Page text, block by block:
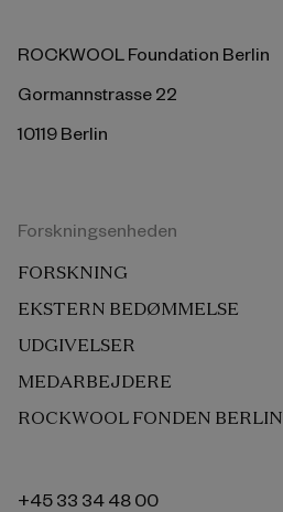
ROCKWOOL Foundation Berlin
Gormannstrasse 22
10119 Berlin
Forskningsenheden
FORSKNING
EKSTERN BEDØMMELSE
UDGIVELSER
MEDARBEJDERE
ROCKWOOL FONDEN BERLIN
+45 33 34 48 00